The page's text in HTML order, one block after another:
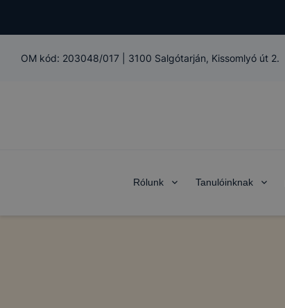
OM kód: 203048/017 3100 Salgótarján, Kissomlyó út 2.
Rólunk Tanulóinknak